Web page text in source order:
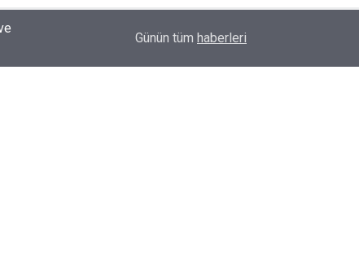
Uzadı, Ödeme Kuralları Değişti
Günün tüm haberleri